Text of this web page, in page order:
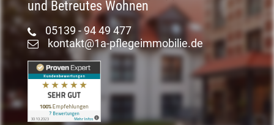
und Betreutes Wohnen
05139 - 94 49 477
kontakt@1a-pflegeimmobilie.de